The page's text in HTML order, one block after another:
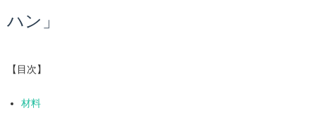
ハン」
【目次】
材料